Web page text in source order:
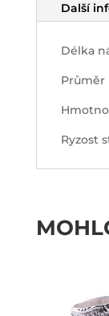
Další
Délka
Ryzost